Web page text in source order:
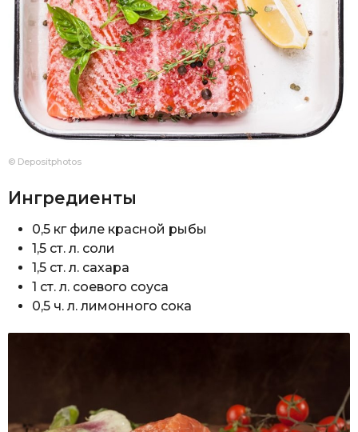
© Depositphotos
Ингредиенты
0,5 кг филе красной рыбы
1,5 ст. л. соли
1,5 ст. л. сахара
1 ст. л. соевого соуса
0,5 ч. л. лимонного сока